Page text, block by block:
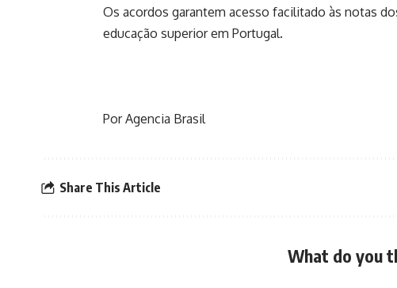
Os acordos garantem acesso facilitado às notas
educação superior em Portugal.
Por Agencia Brasil
Share This Article
What do you